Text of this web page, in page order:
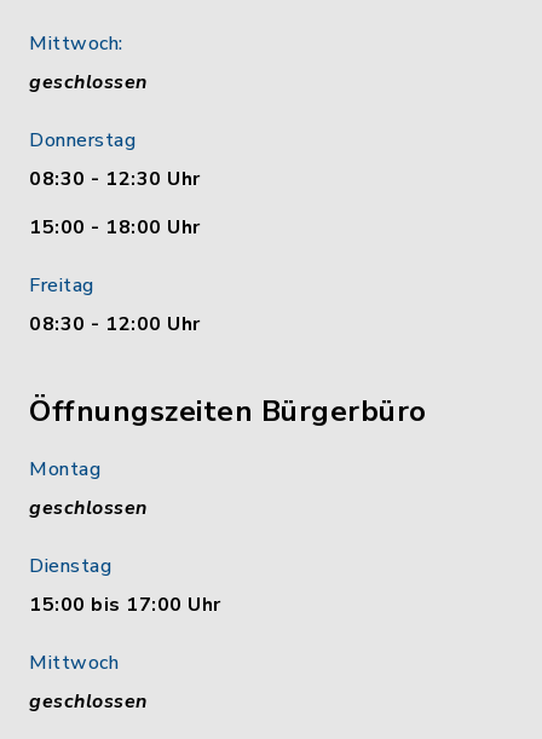
Mittwoch:
geschlossen
Donnerstag
08:30 - 12:30 Uhr
15:00 - 18:00 Uhr
Freitag
08:30 - 12:00 Uhr
Öffnungszeiten Bürgerbüro
Montag
geschlossen
Dienstag
15:00 bis 17:00 Uhr
Mittwoch
geschlossen